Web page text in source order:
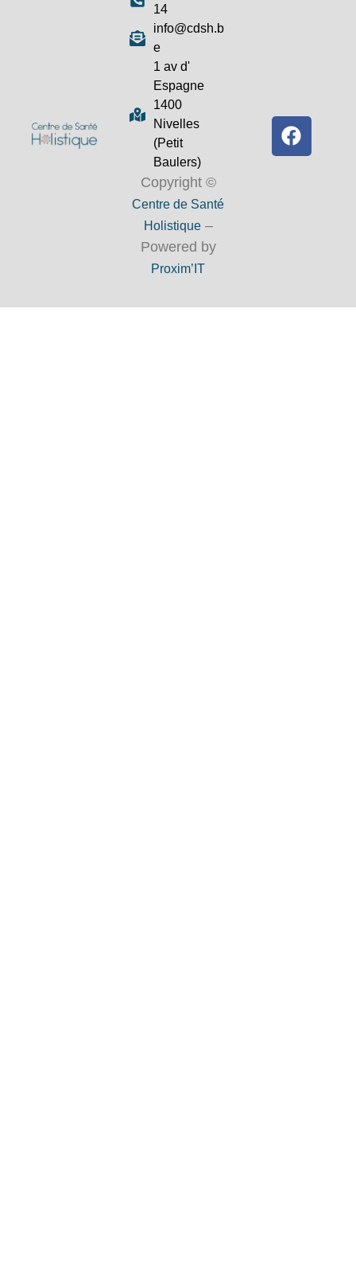
14
info@cdsh.b
e
1 av d'
Espagne
1400
Nivelles
(Petit
Baulers)
Copyright ©
Centre de Santé
Holistique–
Powered by
Proxim’IT